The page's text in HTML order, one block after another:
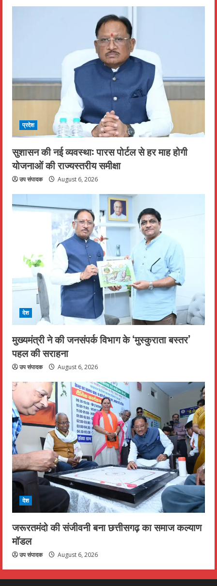
प्रदेश
सुशासन की नई व्यवस्था: पारस पोर्टल से हर माह होगी
योजनाओं की राज्यस्तरीय समीक्षा
उप संपादक August 6, 2026
देश
मुख्यमंत्री ने की जनसंपर्क विभाग के ‘मुस्कुराता बस्तर’
पहल की सराहना
उप संपादक August 6, 2026
देश
जरूरतमंदो की संजीवनी बना छत्तीसगढ़ का समाज कल्याण
मॉडल
उप संपादक August 6, 2026